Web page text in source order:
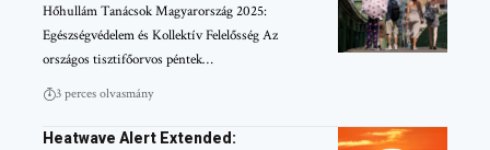
Hőhullám Tanácsok Magyarország 2025:
Egészségvédelem és Kollektív Felelősség Az
országos tisztifőorvos péntek…
3 perces olvasmány
Heatwave Alert Extended: